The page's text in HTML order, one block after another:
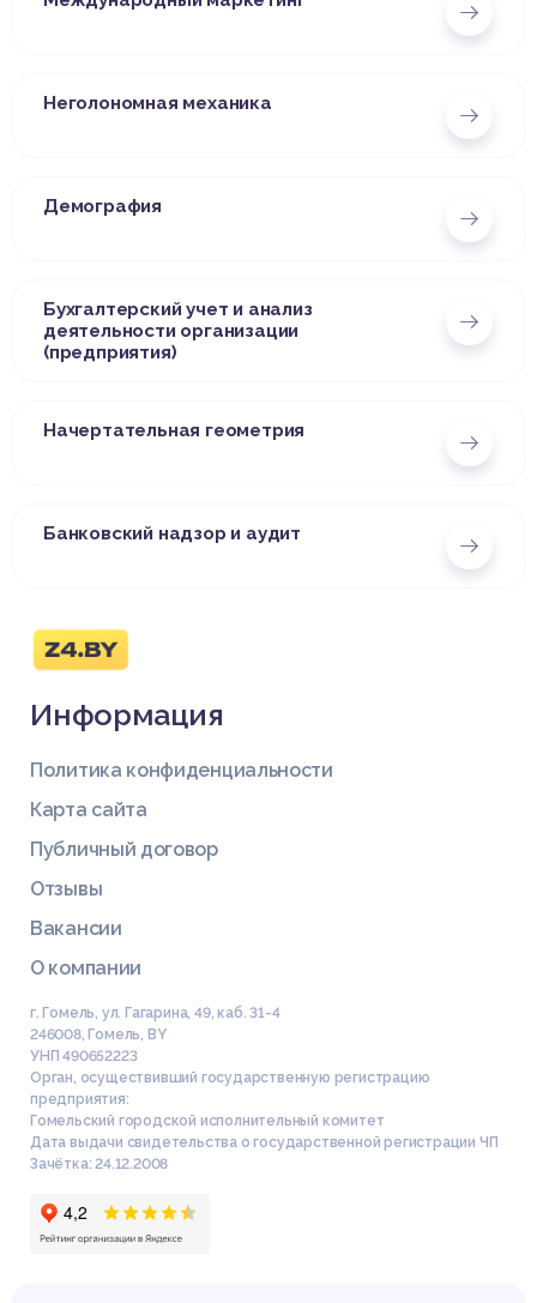
Неголономная механика
Демография
Бухгалтерский учет и анализ
деятельности организации
(предприятия)
Начертательная геометрия
Банковский надзор и аудит
Информация
Политика конфиденциальности
Карта сайта
Публичный договор
Отзывы
Вакансии
О компании
г. Гомель, ул. Гагарина, 49, каб. 31-4
246008,Гомель BY
УНП 490652223
Орган, осуществивший государственную регистрацию
предприятия:
Гомельский городской исполнительный комитет
Дата выдачи свидетельства о государственной регистрации ЧП
Зачётка: 24.12.2008